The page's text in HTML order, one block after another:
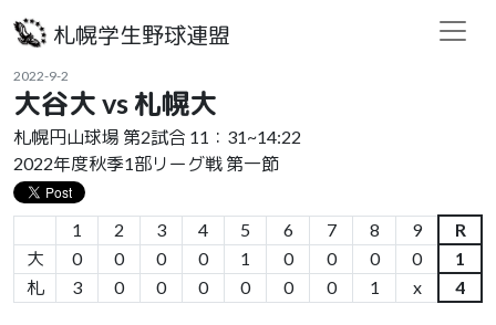
札幌学生野球連盟
2022-9-2
大谷大 vs 札幌大
札幌円山球場 第2試合 11：31~14:22
2022年度秋季1部リーグ戦 第一節
1 2 3 4 5 6 7 8 9
R
大
0 0 0 0 1 0 0 0 0
1
札
3 0 0 0 0 0 0 1 x 4